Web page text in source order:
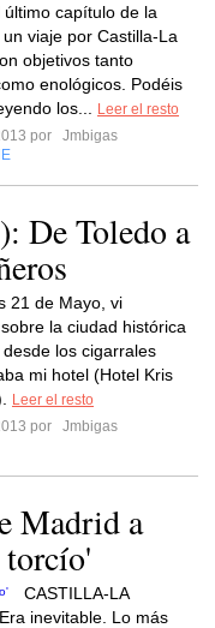
último capítulo de la
viaje por Castilla-La
objetivos tanto
enológicos. Podéis
los...
Leer el resto
por
Jmbigas
De Toledo a
21 de Mayo, vi
la ciudad histórica
los cigarrales
mi hotel (Hotel Kris
Leer el resto
por
Jmbigas
Madrid a
CASTILLA-LA
inevitable. Lo más